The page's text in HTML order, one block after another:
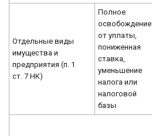
Отдельные виды
имущества и
предприятия (п. 1
ст. 7 НК)
Полное
освобождение
от уплаты,
пониженная
ставка,
уменьшение
налога или
налоговой
базы